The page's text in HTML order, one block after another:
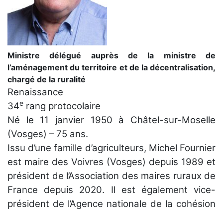
Ministre délégué auprès de la ministre de
l’aménagement du territoire et de la décentralisation,
chargé de la ruralité
Renaissance
34e rang protocolaire
Né le 11 janvier 1950 à Châtel-sur-Moselle
(Vosges) – 75 ans.
Issu d’une famille d’agriculteurs, Michel Fournier
est maire des Voivres (Vosges) depuis 1989 et
président de l’Association des maires ruraux de
France depuis 2020. Il est également vice-
président de l’Agence nationale de la cohésion